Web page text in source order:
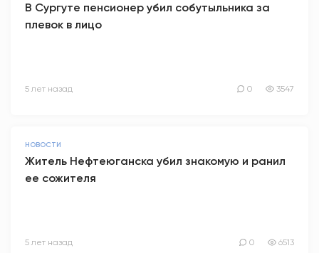
В Сургуте пенсионер убил собутыльника за
плевок в лицо
5 лет назад 0 3547
НОВОСТИ
Житель Нефтеюганска убил знакомую и ранил
ее сожителя
5 лет назад 0 6513